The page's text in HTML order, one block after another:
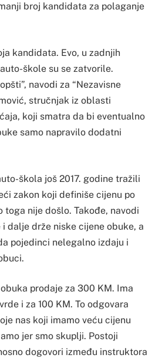
broj kandidata za polaganje
kandidata. Evo, u zadnjih
škole su se zatvorile.
navodi za “Nezavisne
stručnjak iz oblasti
koji smatra da bi eventualno
samo napravilo dodatni
škola još 2017. godine tražili
zakon koji definiše cijenu po
toga nije došlo. Takođe, navodi
dalje drže niske cijene obuke, a
pojedinci nelegalno izdaju i
prodaje za 300 KM. Ima
i za 100 KM. To odgovara
nas koji imamo veću cijenu
jer smo skuplji. Postoji
dogovori između instruktora